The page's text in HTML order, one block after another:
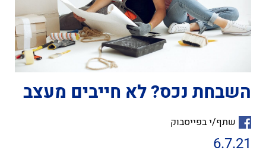
השבחת נכס? לא חייבים מעצב
שתף/י בפייסבוק
6.7.21